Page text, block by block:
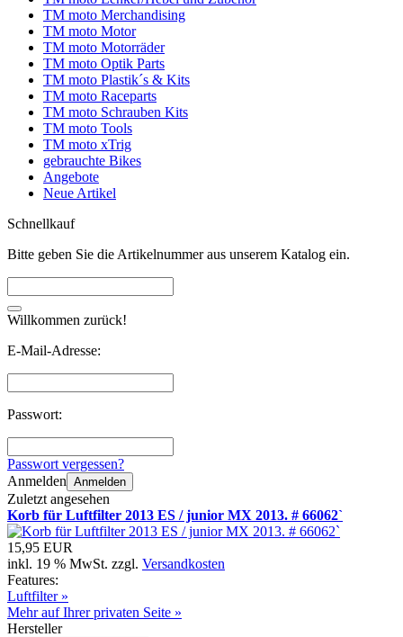
TM moto Merchandising
TM moto Motor
TM moto Motorräder
TM moto Optik Parts
TM moto Plastik´s & Kits
TM moto Raceparts
TM moto Schrauben Kits
TM moto Tools
TM moto xTrig
gebrauchte Bikes
Angebote
Neue Artikel
Schnellkauf
Bitte geben Sie die Artikelnummer aus unserem Katalog ein.
Willkommen zurück!
E-Mail-Adresse:
Passwort:
Passwort vergessen?
Anmelden Anmelden
Zuletzt angesehen
Korb für Luftfilter 2013 ES / junior MX 2013. # 66062`
15,95 EUR
inkl. 19 % MwSt. zzgl. Versandkosten
Features:
Luftfilter »
Mehr auf Ihrer privaten Seite »
Hersteller